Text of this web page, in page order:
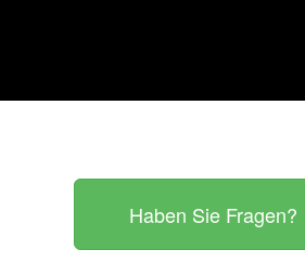
Haben Sie Fragen?